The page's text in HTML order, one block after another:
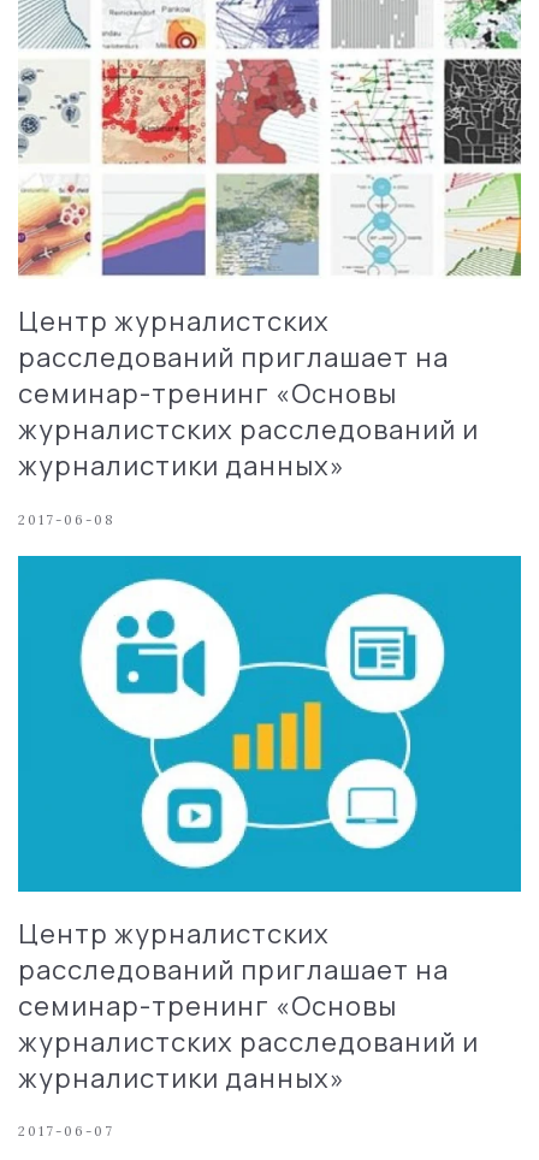
Центр журналистских
расследований приглашает на
семинар-тренинг «Основы
журналистских расследований и
журналистики данных»
2017-06-08
Центр журналистских
расследований приглашает на
семинар-тренинг «Основы
журналистских расследований и
журналистики данных»
2017-06-07